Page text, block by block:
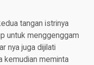
tangan istrinya
untuk menggenggam
nya juga dijilati
kemudian meminta